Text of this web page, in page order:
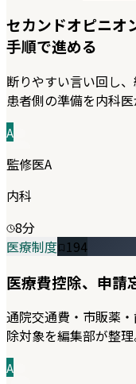
セカンドオピニオ
手順で進める
断りやすい言い回し
患者側の準備を内科医
A
監修医A
内科
8分
医療制度 194
医療費控除、申請
通院交通費・市販薬
除対象を編集部が整理
A